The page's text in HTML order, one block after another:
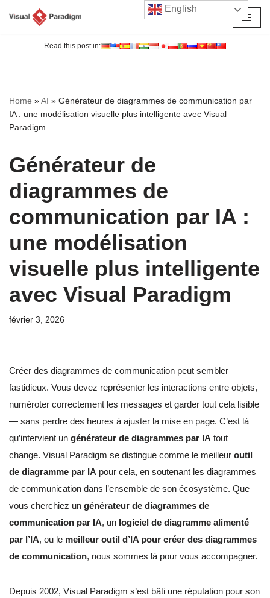
Read this post in:
Home »AI » Générateur de diagrammes de communication par
IA : une modélisation visuelle plus intelligente avec Visual
Paradigm
Générateur de
diagrammes de
communication par IA :
une modélisation
visuelle plus intelligente
avec Visual Paradigm
février 3, 2026
Créer des diagrammes de communication peut sembler
fastidieux. Vous devez représenter les interactions entre objets,
numéroter correctement les messages et garder tout cela lisible
— sans perdre des heures à ajuster la mise en page. C’est là
qu’intervient un générateur de diagrammes par IA tout
change. Visual Paradigm se distingue comme le meilleur outil
de diagramme par IA pour cela, en soutenant les diagrammes
de communication dans l’ensemble de son écosystème. Que
vous cherchiez un générateur de diagrammes de
communication par IA, un logiciel de diagramme alimenté
par l’IA, ou le meilleur outil d’IA pour créer des diagrammes
de communication, nous sommes là pour vous accompagner.
Depuis 2002, Visual Paradigm s’est bâti une réputation pour son
English